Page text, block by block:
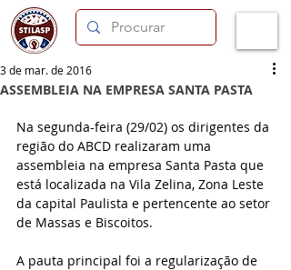
ASSEMBLEIA NA EMPRESA SANTA PASTA
3 de mar. de 2016
Na segunda-feira (29/02) os dirigentes da
região do ABCD realizaram uma
assembleia na empresa Santa Pasta que
está localizada na Vila Zelina, Zona Leste
da capital Paulista e pertencente ao setor
de Massas e Biscoitos.
A pauta principal foi a regularização de